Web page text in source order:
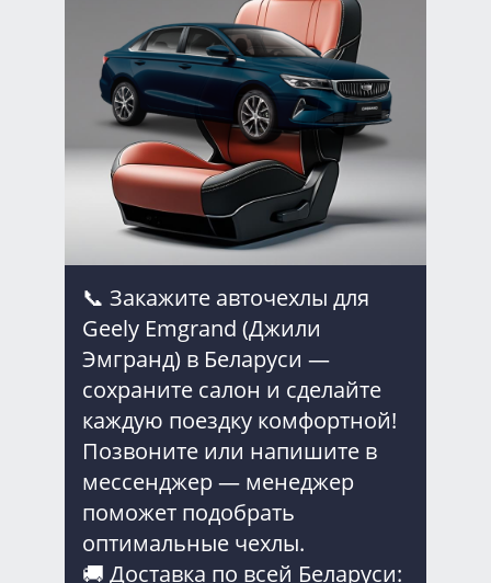
📞 Закажите авточехлы для
Geely Emgrand (Джили
Эмгранд) в Беларуси —
сохраните салон и сделайте
каждую поездку комфортной!
Позвоните или напишите в
мессенджер — менеджер
поможет подобрать
оптимальные чехлы.
🚚 Доставка по всей Беларуси: